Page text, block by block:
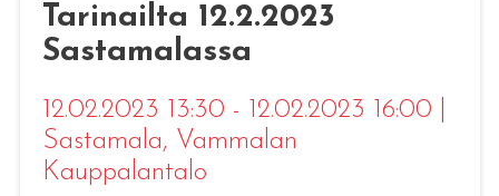
Tarinailta 12.2.2023
Sastamalassa
12.02.2023 13:30 - 12.02.2023 16:00
Sastamala, Vammalan
Kauppalantalo